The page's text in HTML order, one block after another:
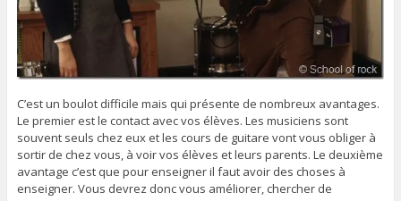
C’est un boulot difficile mais qui présente de nombreux avantages.
Le premier est le contact avec vos élèves. Les musiciens sont
souvent seuls chez eux et les cours de guitare vont vous obliger à
sortir de chez vous, à voir vos élèves et leurs parents. Le deuxième
avantage c’est que pour enseigner il faut avoir des choses à
enseigner. Vous devrez donc vous améliorer, chercher de